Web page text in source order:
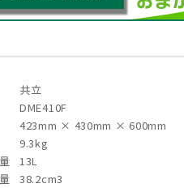
共立
DME410F
423mm × 430mm × 600mm
9.3kg
13L
38.2cm3